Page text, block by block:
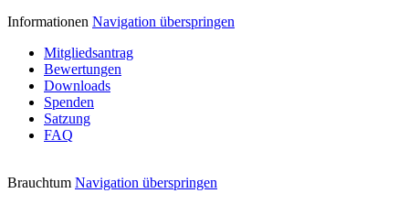
Informationen Navigation überspringen
Mitgliedsantrag
Bewertungen
Downloads
Spenden
Satzung
FAQ
Brauchtum Navigation überspringen